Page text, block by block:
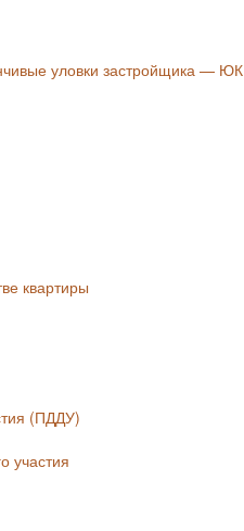
уловки застройщика — ЮК
квартиры
(ПДДУ)
участия